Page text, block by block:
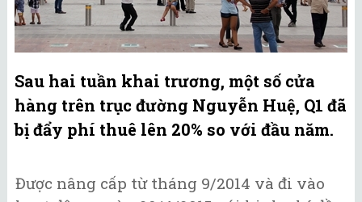
Sau hai tuần khai trương, một số cửa
hàng trên trục đường Nguyễn Huệ, Q1 đã
bị đẩy phí thuê lên 20% so với đầu năm.
Được nâng cấp từ tháng 9/2014 và đi vào